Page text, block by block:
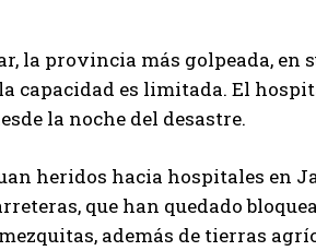
la provincia más golpeada, en
capacidad es limitada. El
la noche del desastre.
heridos hacia hospitales en
que han quedado
además de tierras